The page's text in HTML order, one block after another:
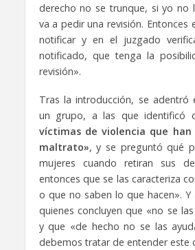
derecho no se trunque, si yo no
va a pedir una revisión. Entonces
notificar y en el juzgado
notificado, que tenga la
revisión».
Tras la introducción, se adentró
un grupo, a las que identificó
víctimas de violencia que
maltrato», y se preguntó qué
mujeres cuando retiran sus
entonces que se las caracteriza
o que no saben lo que hacen».
quienes concluyen que «no se
y que «de hecho no se las
debemos tratar de entender este